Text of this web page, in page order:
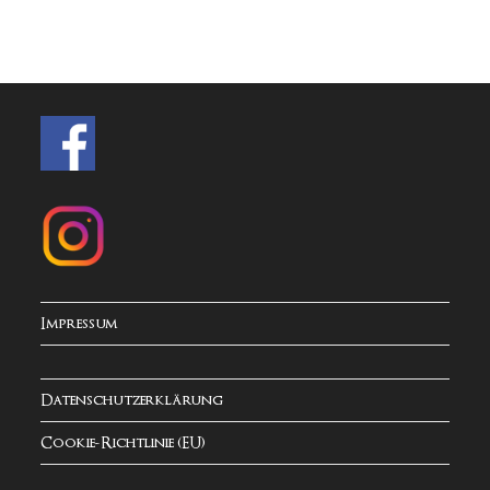
Impressum
Datenschutzerklärung
Cookie-Richtlinie (EU)